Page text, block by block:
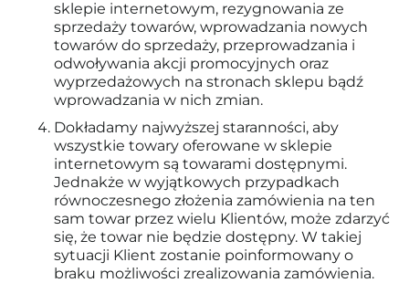
sklepie internetowym, rezygnowania ze
sprzedaży towarów, wprowadzania nowych
towarów do sprzedaży, przeprowadzania i
odwoływania akcji promocyjnych oraz
wyprzedażowych na stronach sklepu bądź
wprowadzania w nich zmian.
Dokładamy najwyższej staranności, aby
wszystkie towary oferowane w sklepie
internetowym są towarami dostępnymi.
Jednakże w wyjątkowych przypadkach
równoczesnego złożenia zamówienia na ten
sam towar przez wielu Klientów, może zdarzyć
się, że towar nie będzie dostępny. W takiej
sytuacji Klient zostanie poinformowany o
braku możliwości zrealizowania zamówienia.